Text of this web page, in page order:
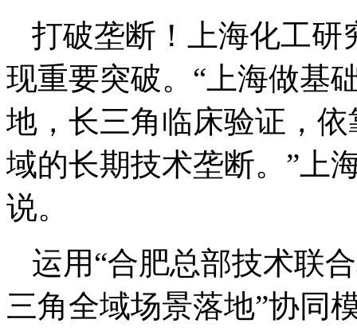
打破垄断！上海化工研
现重要突破。“上海做基
地，长三角临床验证，
域的长期技术垄断。”上
说。
运用“合肥总部技术联
三角全域场景落地”协同